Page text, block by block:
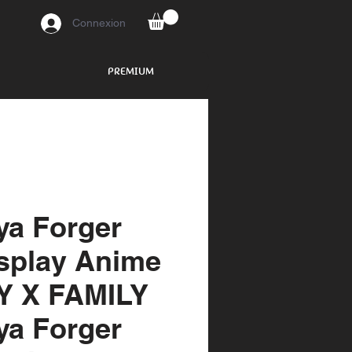
PREMIUM
Connexion
Forger
Anime
X FAMILY
Forger